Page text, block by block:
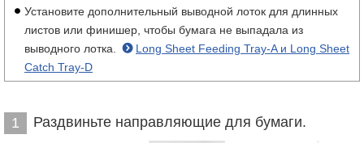
Установите дополнительный выводной лоток для длинных
листов или финишер, чтобы бумага не выпадала из
выводного лотка.
Long Sheet Feeding Tray-A и Long Sheet
Catch Tray-D
1 Раздвиньте направляющие для бумаги.